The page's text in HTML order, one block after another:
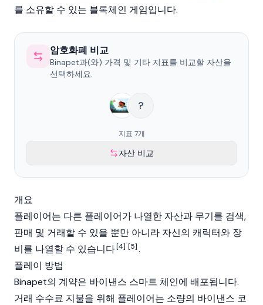
를 소유할 수 있는 블록체인 게임입니다.
암호화폐 비교
Binapet과(와) 가격 및 기타 지표를 비교할 자산을
선택하세요.
?
지표 7개
자산 비교
개요
플레이어는 다른 플레이어가 나열한 자산과 무기를 검색,
판매 및 거래할 수 있을 뿐만 아니라 자신의 캐릭터와 장
비를 나열할 수 있습니다[4] [5].
플레이 방법
Binapet의 계약은 바이낸스 스마트 체인에 배포됩니다.
거래 수수료 지불을 위해 플레이어는 소량의 바이낸스 코